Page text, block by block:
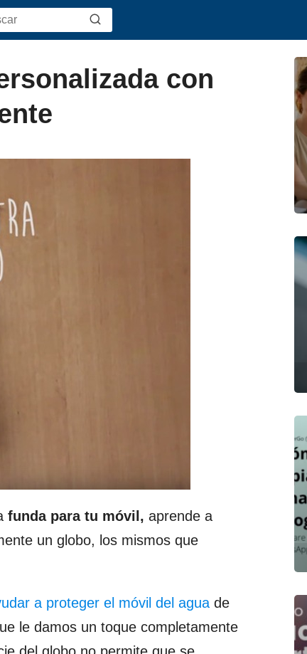
con
funda para tu móvil, aprende a
un globo, los mismos que
a proteger el móvil del agua de
le damos un toque completamente